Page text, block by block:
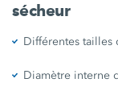
sécheur
Différentes tailles
Diamètre interne